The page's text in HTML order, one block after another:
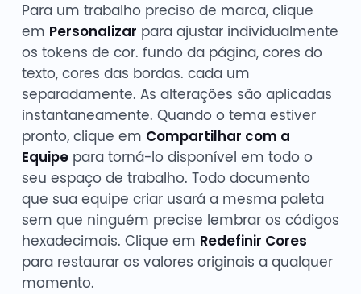
Para um trabalho preciso de marca, clique
em Personalizar para ajustar individualmente
os tokens de cor. fundo da página, cores do
texto, cores das bordas. cada um
separadamente. As alterações são aplicadas
instantaneamente. Quando o tema estiver
pronto, clique em Compartilhar com a
Equipepara torná-lo disponível em todo o
seu espaço de trabalho. Todo documento
que sua equipe criar usará a mesma paleta
sem que ninguém precise lembrar os códigos
hexadecimais. Clique em Redefinir Cores
para restaurar os valores originais a qualquer
momento.